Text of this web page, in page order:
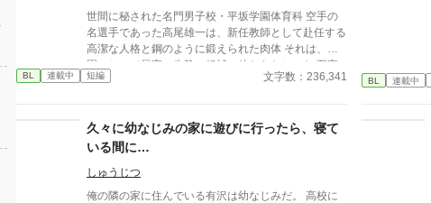
世間に秘された名門男子校・平坂学園体育科 空手の
名選手であった高尾雄一は、新任教師として赴任する
高潔な人格と鋼のように鍛えられた肉体 それは、学
園にとって最高の生贄の候補に他ならなかった 至高
の筋肉を持つ、精神を削られ意志をなくした青年を太
消える教師 山奥の男子校で繰り広げられるダークフ
ァンタジー
BL 連載中 短編 文字数：236,341 BL 連載中
久々に幼なじみの家に遊びに行ったら、寝て
いる間に…
しゅうじつ
俺の隣の家に住んでいる有沢は幼なじみだ。 高校に